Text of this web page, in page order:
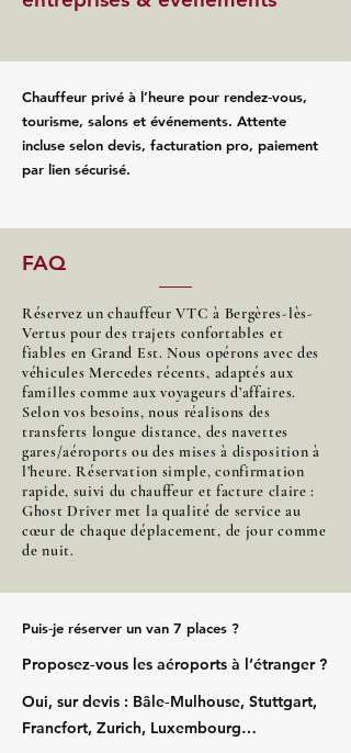
Chauffeur privé à l’heure pour rendez‑vous,
tourisme, salons et événements. Attente
incluse selon devis, facturation pro, paiement
par lien sécurisé.
FAQ
Réservez un chauffeur VTC à Bergères-lès-
Vertus pour des trajets confortables et
fiables en Grand Est. Nous opérons avec des
véhicules Mercedes récents, adaptés aux
familles comme aux voyageurs d’affaires.
Selon vos besoins, nous réalisons des
transferts longue distance, des navettes
gares/aéroports ou des mises à disposition à
l’heure. Réservation simple, confirmation
rapide, suivi du chauffeur et facture claire :
Ghost Driver met la qualité de service au
cœur de chaque déplacement, de jour comme
de nuit.
Puis‑je réserver un van 7 places ?
Proposez‑vous les aéroports à l’étranger ?
Oui, sur devis : Bâle‑Mulhouse, Stuttgart,
Francfort, Zurich, Luxembourg…